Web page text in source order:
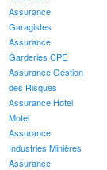
Assurance
Garagistes
Assurance
Garderies CPE
Assurance Gestion
des Risques
Assurance Hotel
Motel
Assurance
Industries Minières
Assurance